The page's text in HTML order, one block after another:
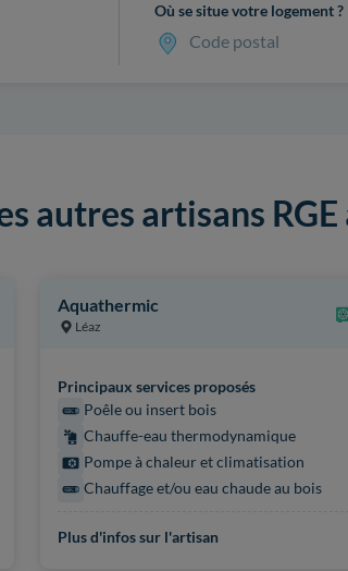
Où se situe votre logement ?
Code postal
autres artisans
Aquathermic
Léaz
Principaux services proposés
Poêle ou insert bois
Chauffe-eau thermodynamique
Pompe à chaleur et climatisation
Chauffage et/ou eau chaude au bois
Plus d'infos sur l'artisan